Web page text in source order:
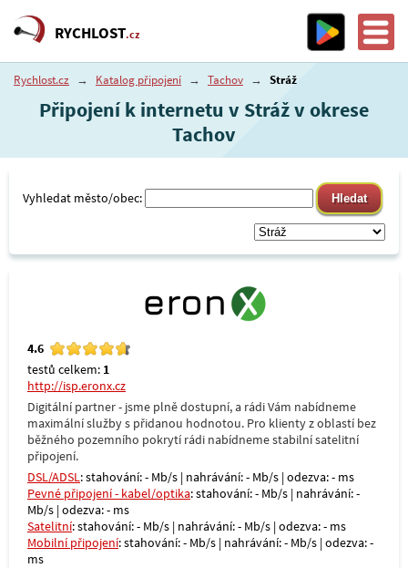
RYCHLOST.cz
Rychlost.cz → Katalog připojení → Tachov → Stráž
Připojení k internetu v Stráž v okrese
Tachov
Vyhledat město/obec:
4.6
testů celkem: 1
http://isp.eronx.cz
Digitální partner - jsme plně dostupní, a rádi Vám nabídneme
maximální služby s přidanou hodnotou. Pro klienty z oblastí bez
běžného pozemního pokrytí rádi nabídneme stabilní satelitní
připojení.
DSL/ADSL: stahování: - Mb/s | nahrávání: - Mb/s | odezva: - ms
Pevné připojení - kabel/optika: stahování: - Mb/s | nahrávání: -
Mb/s | odezva: - ms
Satelitní: stahování: - Mb/s | nahrávání: - Mb/s | odezva: - ms
Mobilní připojení: stahování: - Mb/s | nahrávání: - Mb/s | odezva: -
ms